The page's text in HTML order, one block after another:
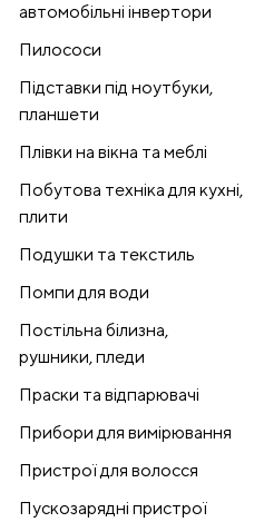
автомобільні інвертори
Пилососи
Підставки під ноутбуки,
планшети
Плівки на вікна та меблі
Побутова техніка для кухні,
плити
Подушки та текстиль
Помпи для води
Постільна білизна,
рушники, пледи
Праски та відпарювачі
Прибори для вимірювання
Пристрої для волосся
Пускозарядні пристрої